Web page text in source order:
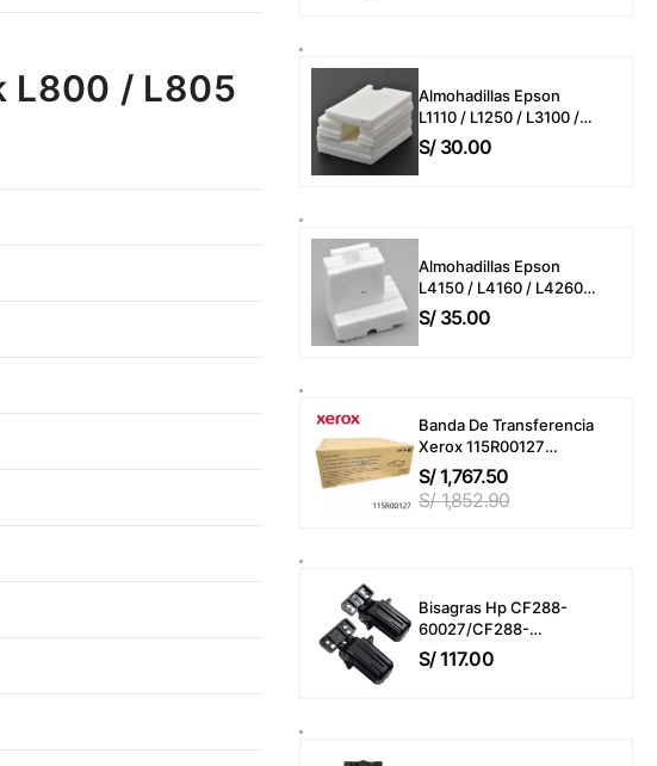
Only
Almohadillas Epson
L1110 / L1250 / L3100 /
L3110 / L3210 / L3150 /
L3250 / L3160 / L3260 /
S/30.00
Almohadillas Epson
L4150 / L4160 / L4260 /
L6161 / L6191 / L6270 /
L14150 / ET-M2170 / ET-
S/35.00
Banda De Transferencia
Xerox 115R00127
VersaLink C7000 /
C7020 / C7025 / C7030
Transfer Belt 200,000
S/1,767.50
S/1,852.90
Bisagras Hp CF288-
60027/CF288-
60030/A8P79 Laserjet
Pro MFP M400 / M401 /
S/117.00
L800 / L805